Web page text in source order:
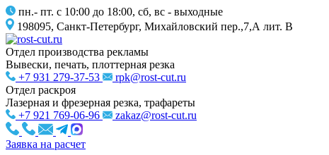
пн.- пт. с 10:00 до 18:00, сб, вс - выходные
198095, Санкт-Петербург, Михайловский пер.,7,А лит. В
Отдел производства рекламы
Вывески, печать, плоттерная резка
+7 931 279-37-53
rpk@rost-cut.ru
Отдел раскроя
Лазерная и фрезерная резка, трафареты
+7 921 769-06-96
zakaz@rost-cut.ru
Заявка на расчет